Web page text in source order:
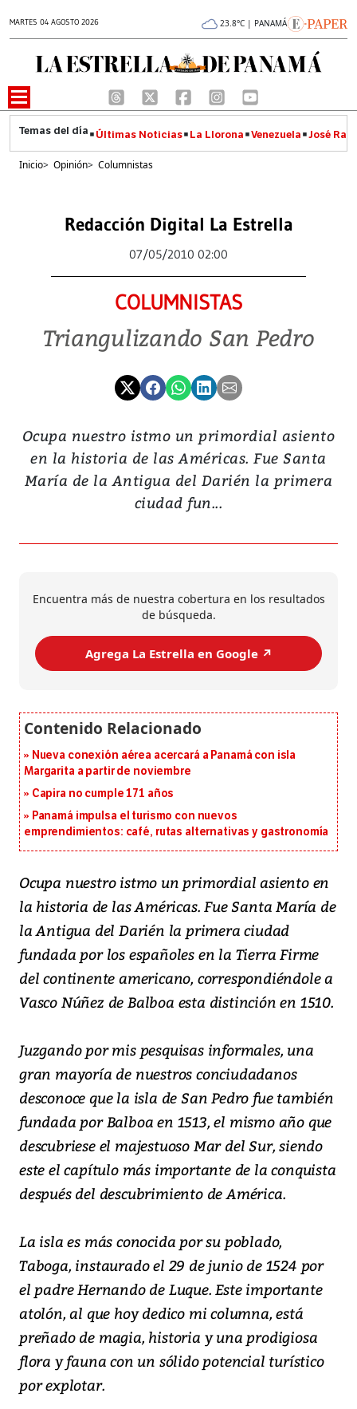
MARTES 04 AGOSTO 2026 23.8°C | PANAMÁ
Últimas Noticias La Llorona Venezuela José
Inicio> Opinión> Columnistas
Redacción Digital La Estrella
07/05/2010 02:00
COLUMNISTAS
Triangulizando San Pedro
Ocupa nuestro istmo un primordial asiento
en la historia de las Américas. Fue Santa
María de la Antigua del Darién la primera
ciudad fun...
Encuentra más de nuestra cobertura en los resultados
de búsqueda.
Agrega La Estrella en Google ↗️
Nueva conexión aérea acercará a Panamá con isla
Margarita a partir de noviembre
Capira no cumple 171 años
Panamá impulsa el turismo con nuevos
emprendimientos: café, rutas alternativas y gastronomía
Ocupa nuestro istmo un primordial asiento en
la historia de las Américas. Fue Santa María de
la Antigua del Darién la primera ciudad
fundada por los españoles en la Tierra Firme
del continente americano, correspondiéndole a
Vasco Núñez de Balboa esta distinción en 1510.
Juzgando por mis pesquisas informales, una
gran mayoría de nuestros conciudadanos
desconoce que la isla de San Pedro fue también
fundada por Balboa en 1513, el mismo año que
descubriese el majestuoso Mar del Sur, siendo
este el capítulo más importante de la conquista
después del descubrimiento de América.
La isla es más conocida por su poblado,
Taboga, instaurado el 29 de junio de 1524 por
el padre Hernando de Luque. Este importante
atolón, al que hoy dedico mi columna, está
preñado de magia, historia y una prodigiosa
flora y fauna con un sólido potencial turístico
por explotar.